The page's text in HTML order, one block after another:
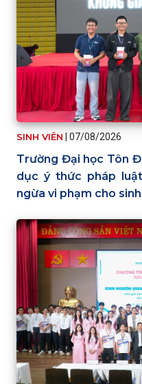
SINH VIÊN 07/08/2026
Trường Đại học Tôn
dục ý thức pháp
ngừa vi phạm cho